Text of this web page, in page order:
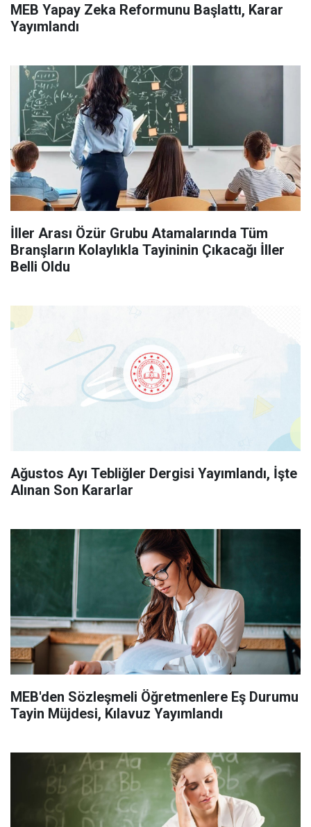
MEB Yapay Zeka Reformunu Başlattı, Karar
Yayımlandı
İller Arası Özür Grubu Atamalarında Tüm
Branşların Kolaylıkla Tayininin Çıkacağı İller
Belli Oldu
Ağustos Ayı Tebliğler Dergisi Yayımlandı, İşte
Alınan Son Kararlar
MEB'den Sözleşmeli Öğretmenlere Eş Durumu
Tayin Müjdesi, Kılavuz Yayımlandı